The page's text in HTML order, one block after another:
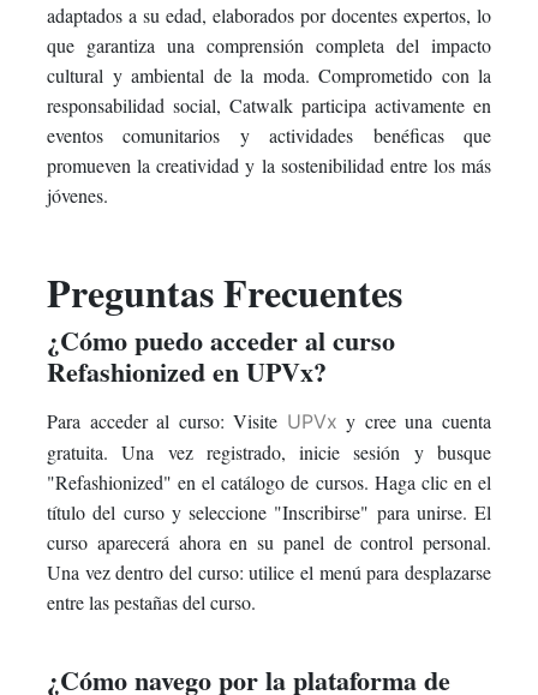
adaptados a su edad, elaborados por docentes expertos, lo
que garantiza una comprensión completa del impacto
cultural y ambiental de la moda. Comprometido con la
responsabilidad social, Catwalk participa activamente en
eventos comunitarios y actividades benéficas que
promueven la creatividad y la sostenibilidad entre los más
jóvenes.
Preguntas Frecuentes
¿Cómo puedo acceder al curso
Refashionized en UPVx?
Para acceder al curso: Visite UPVx y cree una cuenta
gratuita. Una vez registrado, inicie sesión y busque
"Refashionized" en el catálogo de cursos. Haga clic en el
título del curso y seleccione "Inscribirse" para unirse. El
curso aparecerá ahora en su panel de control personal.
Una vez dentro del curso: utilice el menú para desplazarse
entre las pestañas del curso.
¿Cómo navego por la plataforma de